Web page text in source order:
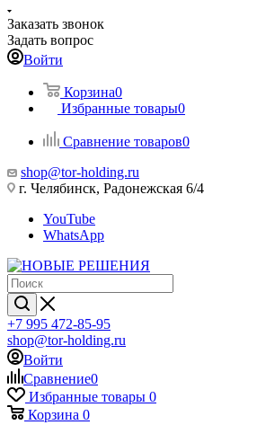
Заказать звонок
Задать вопрос
Войти
Корзина0
Избранные товары0
Сравнение товаров0
shop@tor-holding.ru
г. Челябинск, Радонежская 6/4
YouTube
WhatsApp
+7 995 472-85-95
shop@tor-holding.ru
Войти
Сравнение0
Избранные товары 0
Корзина 0